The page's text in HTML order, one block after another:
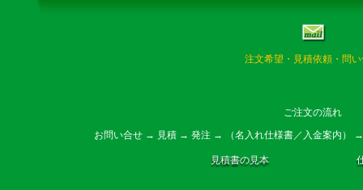
注文希望・見積依頼・問
ご注文の流れ
お問い合せ → 見積 → 発注 → （名入れ仕様書／入金案内）
見積書の見本